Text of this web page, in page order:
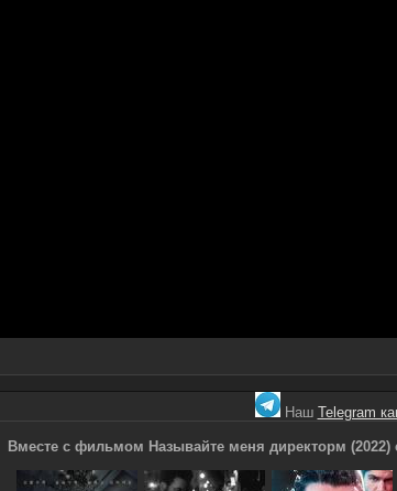
Наш Telegram
Вместе с фильмом Называйте меня директорм (2022)